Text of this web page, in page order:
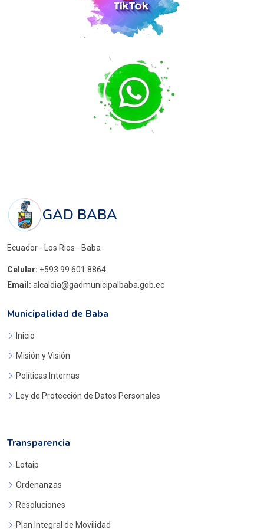
GAD BABA
Ecuador - Los Rios - Baba
Celular: +593 99 601 8864
Email: alcaldia@gadmunicipalbaba.gob.ec
Municipalidad de Baba
Inicio
Misión y Visión
Políticas Internas
Ley de Protección de Datos Personales
Transparencia
Lotaip
Ordenanzas
Resoluciones
Plan Integral de Movilidad